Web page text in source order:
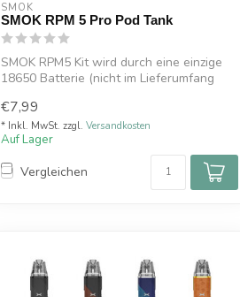
SMOK
SMOK RPM 5 Pro Pod Tank
SMOK RPM5 Kit wird durch eine einzige
18650 Batterie (nicht im Lieferumfang
€7,99
* Inkl. MwSt. zzgl. Versandkosten
Auf Lager
Vergleichen